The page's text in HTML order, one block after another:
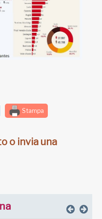
Stampa
o invia una